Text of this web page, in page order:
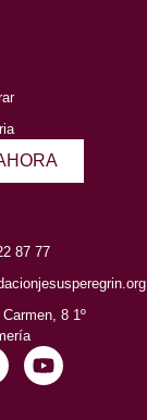
87 77
8 1º